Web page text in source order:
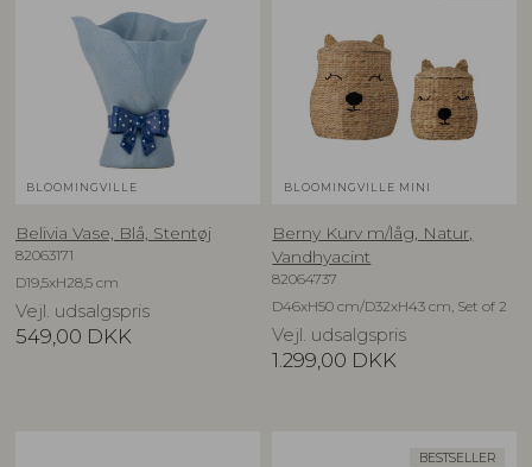
BLOOMINGVILLE
Belivia Vase, Blå, Stentøj
82063171
D19,5xH28,5 cm
Vejl. udsalgspris
549,00 DKK
BLOOMINGVILLE MINI
Berny Kurv m/låg, Natur,
Vandhyacint
82064737
D46xH50 cm/D32xH43 cm, Set of 2
Vejl. udsalgspris
1.299,00 DKK
BESTSELLER